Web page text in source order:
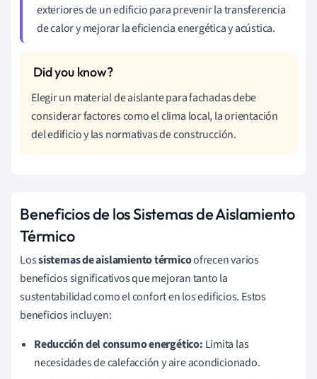
exteriores de un edificio para prevenir la transferencia
de calor y mejorar la eficiencia energética y acústica.
Elegir un material de aislante para fachadas debe
considerar factores como el clima local, la orientación
del edificio y las normativas de construcción.
Beneficios de los Sistemas de Aislamiento
Térmico
Lossistemas de aislamiento térmicoofrecen varios
beneficios significativos que mejoran tanto la
sustentabilidad como el confort en los edificios. Estos
beneficios incluyen:
Reducción del consumo energético: Limita las
necesidades de calefacción y aire acondicionado.